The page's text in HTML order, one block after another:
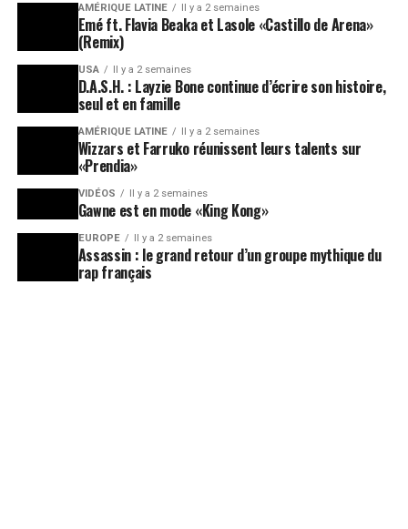
AMÉRIQUE LATINE Il y a 2 semaines
Emé ft. Flavia Beaka et Lasole «Castillo de Arena»
(Remix)
USA Il y a 2 semaines
D.A.S.H. : Layzie Bone continue d’écrire son histoire,
seul et en famille
AMÉRIQUE LATINE Il y a 2 semaines
Wizzars et Farruko réunissent leurs talents sur
«Prendia»
VIDÉOS Il y a 2 semaines
Gawne est en mode «King Kong»
EUROPE Il y a 2 semaines
Assassin : le grand retour d’un groupe mythique du
rap français